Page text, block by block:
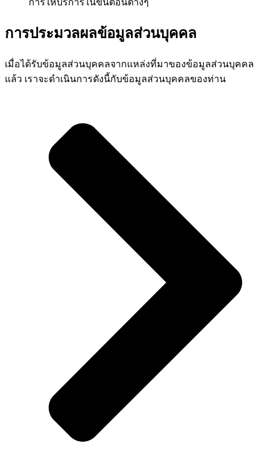
การให้บริการในขั้นตอนต่างๆ
การประมวลผลข้อมูลส่วนบุคคล
เมื่อได้รับข้อมูลส่วนบุคคลจากแหล่งที่มาของข้อมูลส่วนบุคคล
แล้ว เราจะดำเนินการดังนี้กับข้อมูลส่วนบุคคลของท่าน